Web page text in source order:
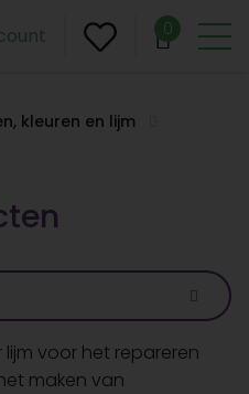
0
kleuren en lijm
voor het repareren
maken van